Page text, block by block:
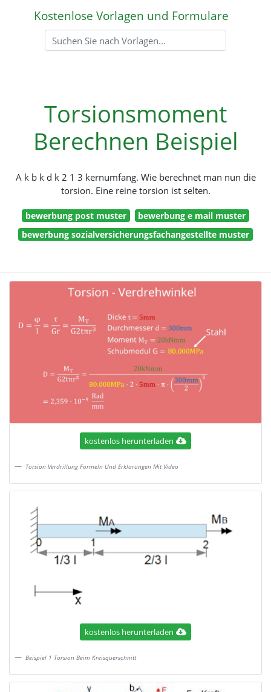
Kostenlose Vorlagen und Formulare
Torsionsmoment
Berechnen Beispiel
A k b k d k 2 1 3 kernumfang. Wie berechnet man nun die
torsion. Eine reine torsion ist selten.
bewerbung post muster
bewerbung e mail muster
bewerbung sozialversicherungsfachangestellte muster
kostenlos herunterladen
Torsion Verdrillung Formeln Und Erklarungen Mit Video
kostenlos herunterladen
Beispiel 1 Torsion Beim Kreisquerschnitt